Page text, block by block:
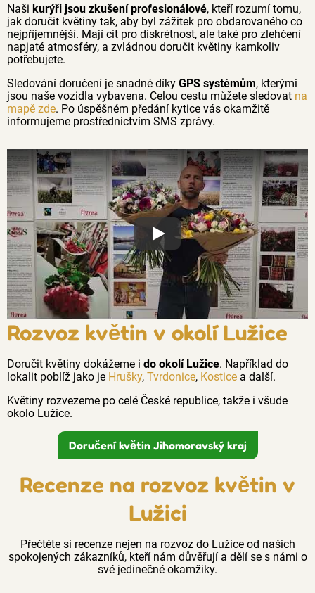
Naši kurýři jsou zkušení profesionálové, kteří rozumí tomu,
jak doručit květiny tak, aby byl zážitek pro obdarovaného co
nejpříjemnější. Mají cit pro diskrétnost, ale také pro zlehčení
napjaté atmosféry, a zvládnou doručit květiny kamkoliv
potřebujete.
Sledování doručení je snadné díky GPS systémům, kterými
jsou naše vozidla vybavena. Celou cestu můžete sledovat na
mapě zde. Po úspěšném předání kytice vás okamžitě
informujeme prostřednictvím SMS zprávy.
Proč jsou květiny z Florea tak
Rozvoz květin v okolí Lužice
Doručit květiny dokážeme i do okolí Lužice. Například do
lokalit poblíž jako je Hrušky, Tvrdonice, Kostice a další.
Květiny rozvezeme po celé České republice, takže i všude
okolo Lužice.
Doručení květin Jihomoravský kraj
Recenze na rozvoz květin v
Lužici
Přečtěte si recenze nejen na rozvoz do Lužice od našich
spokojených zákazníků, kteří nám důvěřují a dělí se s námi o
své jedinečné okamžiky.